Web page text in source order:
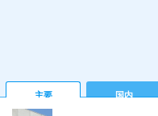
主要 国内